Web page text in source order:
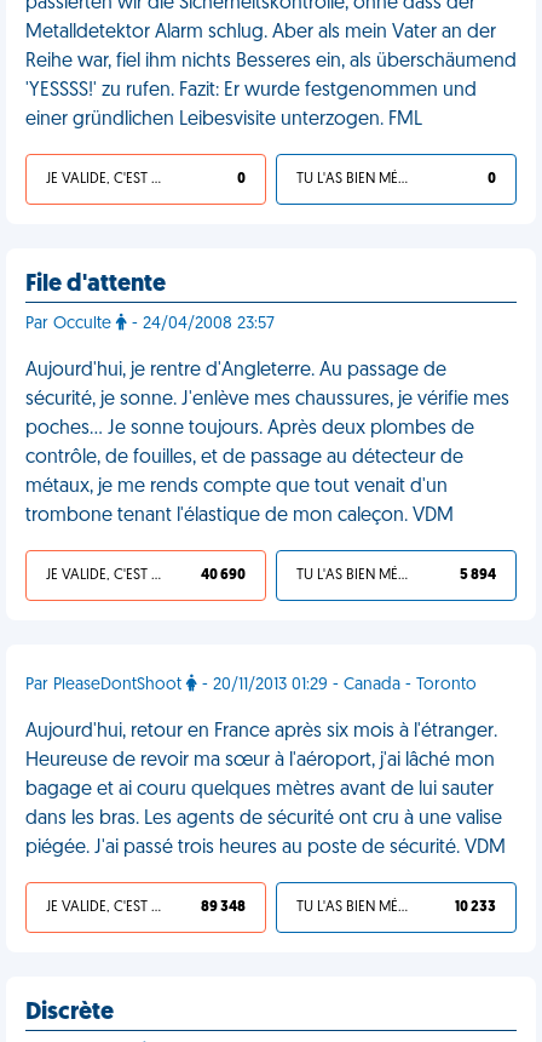
Metalldetektor Alarm schlug. Aber als mein Vater an der
Reihe war, fiel ihm nichts Besseres ein, als überschäumend
'YESSSS!' zu rufen. Fazit: Er wurde festgenommen und
einer gründlichen Leibesvisite unterzogen. FML
JE VALIDE, C'EST UNE VDM 0 TU L'AS BIEN MÉRITÉ 0
File d'attente
Par Occulte - 24/04/2008 23:57
Aujourd'hui, je rentre d'Angleterre. Au passage de
sécurité, je sonne. J'enlève mes chaussures, je vérifie mes
poches… Je sonne toujours. Après deux plombes de
contrôle, de fouilles, et de passage au détecteur de
métaux, je me rends compte que tout venait d'un
trombone tenant l'élastique de mon caleçon. VDM
JE VALIDE, C'EST UNE VDM 40 690 TU L'AS BIEN MÉRITÉ 5 894
Par PleaseDontShoot - 20/11/2013 01:29 - Canada - Toronto
Aujourd'hui, retour en France après six mois à l'étranger.
Heureuse de revoir ma sœur à l'aéroport, j'ai lâché mon
bagage et ai couru quelques mètres avant de lui sauter
dans les bras. Les agents de sécurité ont cru à une valise
piégée. J'ai passé trois heures au poste de sécurité. VDM
JE VALIDE, C'EST UNE VDM 89 348 TU L'AS BIEN MÉRITÉ 10 233
Discrète